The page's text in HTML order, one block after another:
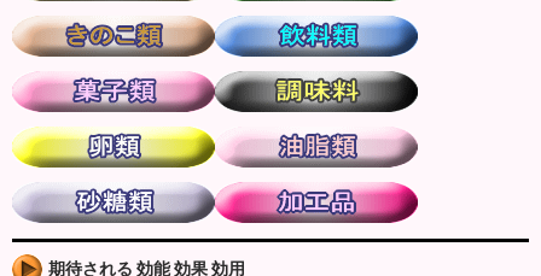
期待される 効能 効果 効用